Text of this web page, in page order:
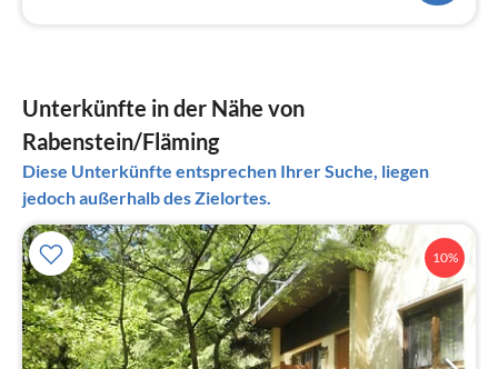
Unterkünfte in der Nähe von
Rabenstein/Fläming
Diese Unterkünfte entsprechen Ihrer Suche, liegen
jedoch außerhalb des Zielortes.
10%